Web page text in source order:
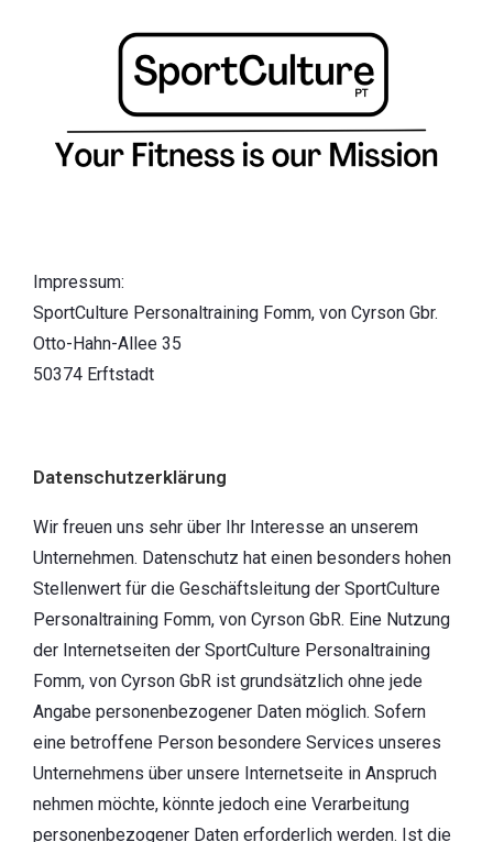
Impressum:
SportCulture Personaltraining Fomm, von Cyrson Gbr.
Otto-Hahn-Allee 35
50374 Erftstadt
Datenschutzerklärung
Wir freuen uns sehr über Ihr Interesse an unserem
Unternehmen. Datenschutz hat einen besonders hohen
Stellenwert für die Geschäftsleitung der SportCulture
Personaltraining Fomm, von Cyrson GbR. Eine Nutzung
der Internetseiten der SportCulture Personaltraining
Fomm, von Cyrson GbR ist grundsätzlich ohne jede
Angabe personenbezogener Daten möglich. Sofern
eine betroffene Person besondere Services unseres
Unternehmens über unsere Internetseite in Anspruch
nehmen möchte, könnte jedoch eine Verarbeitung
personenbezogener Daten erforderlich werden. Ist die